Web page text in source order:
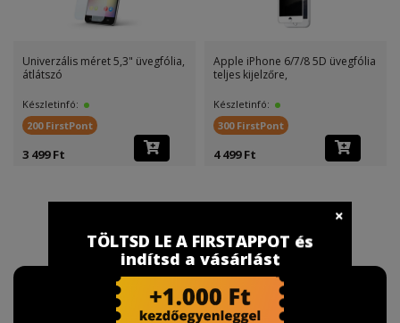
Univerzális méret 5,3" üvegfólia,
átlátszó
Készletinfó:
200 FirstPont
3 499 Ft
Apple iPhone 6/7/8 5D üvegfólia
teljes kijelzőre,
Készletinfó:
300 FirstPont
4 499 Ft
TÖLTSD LE A FIRSTAPPOT és
indítsd a vásárlást